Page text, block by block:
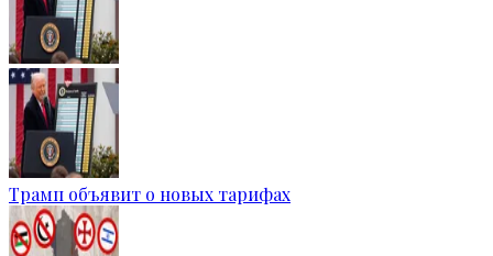
Трамп объявит о новых тарифах